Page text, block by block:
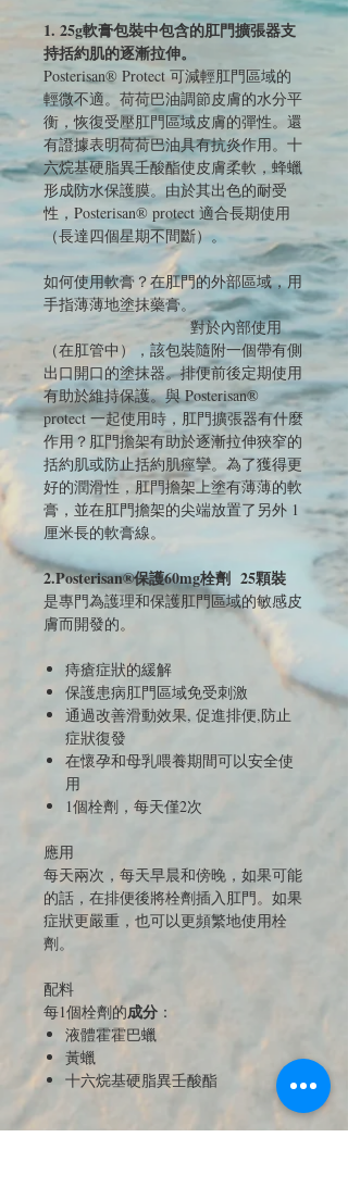
1. 25g軟膏包裝中包含的肛門擴張器支
持括約肌的逐漸拉伸。
Posterisan® Protect 可減輕肛門區域的
輕微不適。荷荷巴油調節皮膚的水分平
衡，恢復受壓肛門區域皮膚的彈性。還
有證據表明荷荷巴油具有抗炎作用。十
六烷基硬脂異壬酸酯使皮膚柔軟，蜂蠟
形成防水保護膜。由於其出色的耐受
性，Posterisan® protect 適合長期使用
（長達四個星期不間斷）。
如何使用軟膏？在肛門的外部區域，用
手指薄薄地塗抹藥膏。
對於內部使用
（在肛管中），該包裝隨附一個帶有側
出口開口的塗抹器。排便前後定期使用
有助於維持保護。與 Posterisan®
protect 一起使用時，肛門擴張器有什麼
作用？肛門擔架有助於逐漸拉伸狹窄的
括約肌或防止括約肌痙攣。為了獲得更
好的潤滑性，肛門擔架上塗有薄薄的軟
膏，並在肛門擔架的尖端放置了另外 1
厘米長的軟膏線。
2.Posterisan®保護60mg栓劑 25顆裝
是專門為護理和保護肛門區域的敏感皮
膚而開發的。
痔瘡症狀的緩解
保護患病肛門區域免受刺激
通過改善滑動效果, 促進排便,防止
症狀復發
在懷孕和母乳喂養期間可以安全使
用
1個栓劑，每天僅2次
應用
每天兩次，每天早晨和傍晚，如果可能
的話，在排便後將栓劑插入肛門。如果
症狀更嚴重，也可以更頻繁地使用栓
劑。
配料
每1個栓劑的成分 ：
液體霍霍巴蠟
黃蠟
十六烷基硬脂異壬酸酯